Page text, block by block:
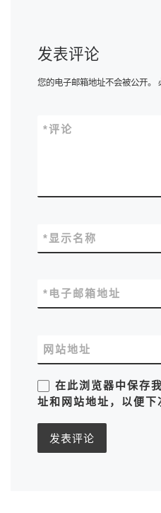
发表评论
您的电子邮箱地址不会被公开。
评论
*
显示名称
*
电子邮箱地址
*
网站地址
在此浏览器中保存
址和网站地址，以便下